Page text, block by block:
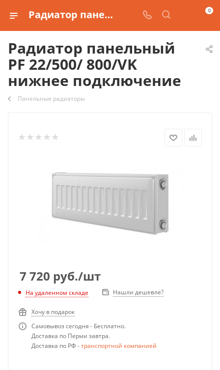
Радиатор панельный PF 22/500/ 800/VK нижнее подключение купить 0
Радиатор панельный
PF 22/500/ 800/VK
нижнее подключение
Панельные радиаторы
7 720 руб./шт
На удаленном складе Нашли дешевле?
Хочу в подарок
Самовывоз сегодня - Бесплатно.
Доставка по Перми завтра.
Доставка по РФ -транспортной компанией